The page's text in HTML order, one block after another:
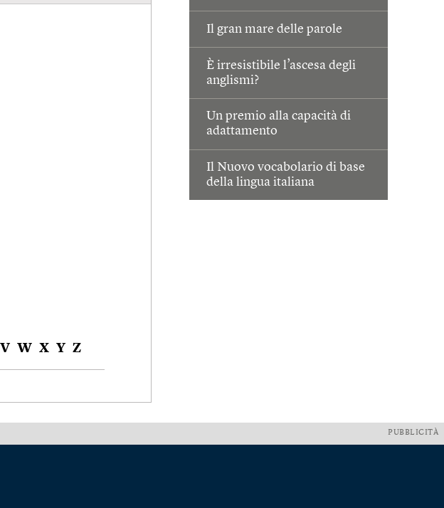
Il gran mare delle parole
È irresistibile l’ascesa degli
anglismi?
Un premio alla capacità di
adattamento
Il Nuovo vocabolario di base
della lingua italiana
V W X Y Z
PUBBLICITÀ